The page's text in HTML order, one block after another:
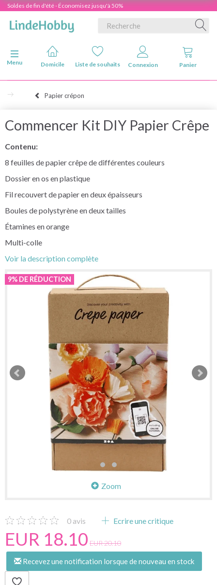
Soldes de fin d'été - Économisez jusqu'à 50%
Basculer la navigation
Menu
Domicile Liste de souhaits Connexion Panier
Papier crépon
Commencer Kit DIY Papier Crêpe
Contenu:
8 feuilles de papier crêpe de différentes couleurs
Dossier en os en plastique
Fil recouvert de papier en deux épaisseurs
Boules de polystyrène en deux tailles
Étamines en orange
Multi-colle
Voir la description complète
9% DE RÉDUCTION
Zoom
0 avis Ecrire une critique
EUR 18.10 EUR 20.10
Recevez une notification lorsque de nouveau en stock